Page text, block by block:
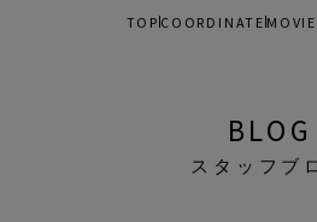
TOP COORDINATE MOVIE
BLOG
スタッフブ